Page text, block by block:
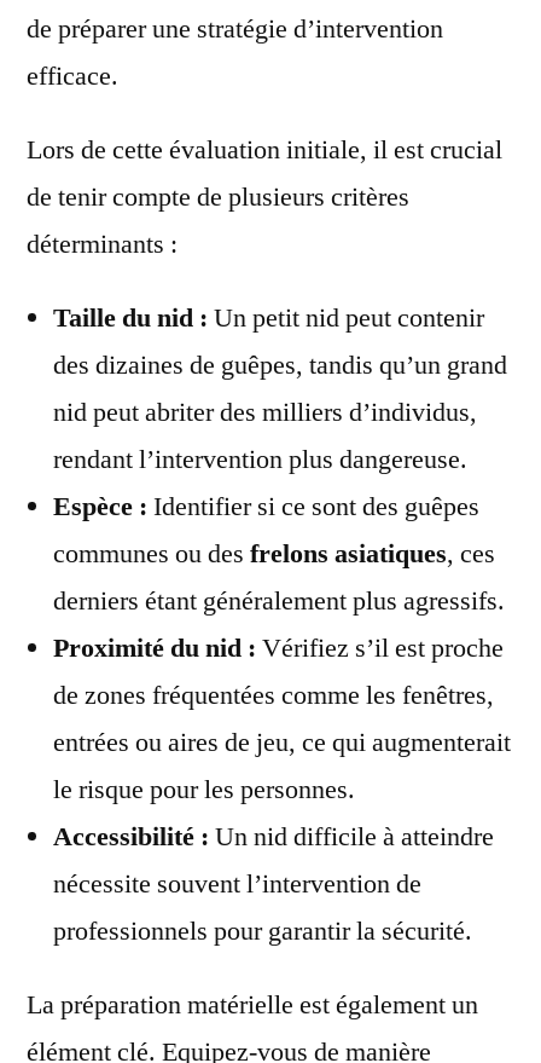
de préparer une stratégie d’intervention
efficace.
Lors de cette évaluation initiale, il est crucial
de tenir compte de plusieurs critères
déterminants :
Taille du nid : Un petit nid peut contenir
des dizaines de guêpes, tandis qu’un grand
nid peut abriter des milliers d’individus,
rendant l’intervention plus dangereuse.
Espèce : Identifier si ce sont des guêpes
communes ou des frelons asiatiques, ces
derniers étant généralement plus agressifs.
Proximité du nid : Vérifiez s’il est proche
de zones fréquentées comme les fenêtres,
entrées ou aires de jeu, ce qui augmenterait
le risque pour les personnes.
Accessibilité : Un nid difficile à atteindre
nécessite souvent l’intervention de
professionnels pour garantir la sécurité.
La préparation matérielle est également un
élément clé. Equipez-vous de manière